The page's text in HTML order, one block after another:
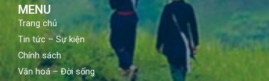
MENU
Trang chủ
Tin tức – Sự kiện
Chính sách
Văn hoá – Đời sống